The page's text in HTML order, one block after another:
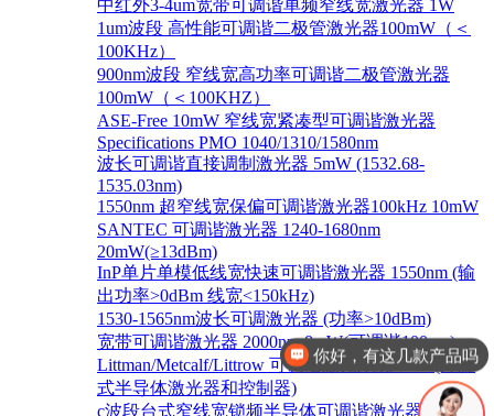
中红外3-4um宽带可调谐单频窄线宽激光器 1W
1um波段 高性能可调谐二极管激光器100mW（＜
100KHz）
900nm波段 窄线宽高功率可调谐二极管激光器
100mW（＜100KHZ）
ASE-Free 10mW 窄线宽紧凑型可调谐激光器
Specifications PMO 1040/1310/1580nm
波长可调谐直接调制激光器 5mW (1532.68-
1535.03nm)
1550nm 超窄线宽保偏可调谐激光器100kHz 10mW
SANTEC 可调谐激光器 1240-1680nm
20mW(≥13dBm)
InP单片单模低线宽快速可调谐激光器 1550nm (输
出功率>0dBm 线宽<150kHz)
1530-1565nm波长可调激光器 (功率>10dBm)
宽带可调谐激光器 2000nm 8mW(可调谐100nm)
Littman/Metcalf/Littrow 可调谐激光系统 Lion (外腔
式半导体激光器和控制器)
c波段台式窄线宽锁频半导体可调谐激光器 1528-
请介绍下新产品
你好，有这几款产品吗